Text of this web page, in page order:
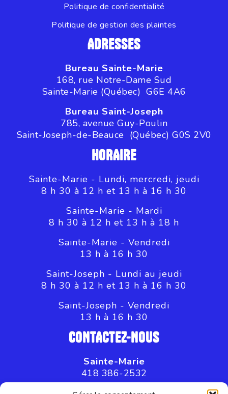
Politique de confidentialité
Politique de gestion des plaintes
ADRESSES
Bureau Sainte-Marie
168, rue Notre-Dame Sud
Sainte-Marie (Québec) G6E 4A6
Bureau Saint-Joseph
785, avenue Guy-Poulin
Saint-Joseph-de-Beauce (Québec) G0S 2V0
HORAIRE
Sainte-Marie - Lundi, mercredi, jeudi
8 h 30 à 12 h et 13 h à 16 h 30
Sainte-Marie - Mardi
8 h 30 à 12 h et 13 h à 18 h
Sainte-Marie - Vendredi
13 h à 16 h 30
Saint-Joseph - Lundi au jeudi
8 h 30 à 12 h et 13 h à 16 h 30
Saint-Joseph - Vendredi
13 h à 16 h 30
CONTACTEZ-NOUS
Sainte-Marie
418 386-2532